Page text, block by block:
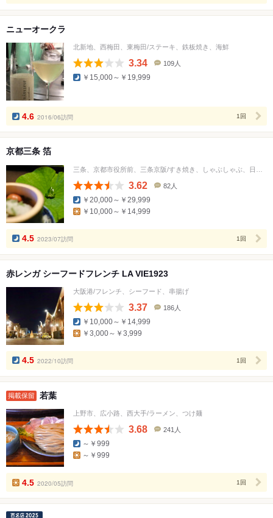
ニューオークラ
北新地、西梅田、東梅田/ステーキ、鉄板焼き、海鮮
3.34
数
109人
￥15,000～￥19,999
4.6 2016/06訪問 1回
京都三条 箔
3.62
数
82人
￥20,000～￥29,999
￥10,000～￥14,999
4.5 2023/07訪問 1回
赤レンガ シーフードフレンチ LA VIE1923
大阪港/フレンチ、シーフード、串揚げ
3.37
数
186人
￥10,000～￥14,999
￥3,000～￥3,999
4.5 2022/10訪問 1回
掲載保留 若葉
上野市、広小路、西大手/ラーメン、つけ麺
3.68
数
241人
～￥999
～￥999
4.5 2020/05訪問 1回